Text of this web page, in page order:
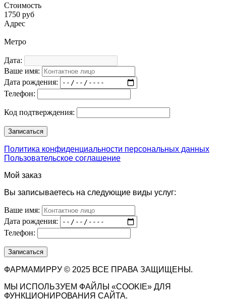
Стоимость
1750 руб
Адрес
Метро
Дата:
Ваше имя:
Дата рождения:
Телефон:
Код подтверждения:
Политика конфиденциальности персональных данных
Пользовательское соглашение
Мой заказ
Вы записываетесь на следующие виды услуг:
Ваше имя:
Дата рождения:
Телефон:
ФАРМАМИРРУ © 2025 ВСЕ ПРАВА ЗАЩИЩЕНЫ.
МЫ ИСПОЛЬЗУЕМ ФАЙЛЫ «COOKIE» ДЛЯ
ФУНКЦИОНИРОВАНИЯ САЙТА.